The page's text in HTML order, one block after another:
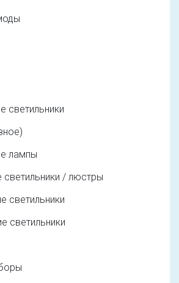
светильники
лампы
/ люстры
светильники
светильники